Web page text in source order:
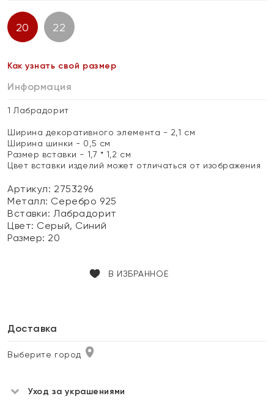
20 22
Как узнать свой размер
Информация
1 Лабрадорит
Ширина декоративного элемента - 2,1 см
Ширина шинки - 0,5 см
Размер вставки - 1,7 * 1,2 см
Цвет вставки изделий может отличаться от изображения
Артикул: 2753296
Металл: Серебро 925
Вставки:Лабрадорит
Цвет: Серый, Синий
Размер: 20
В ИЗБРАННОЕ
Доставка
Выберите город
Уход за украшениями